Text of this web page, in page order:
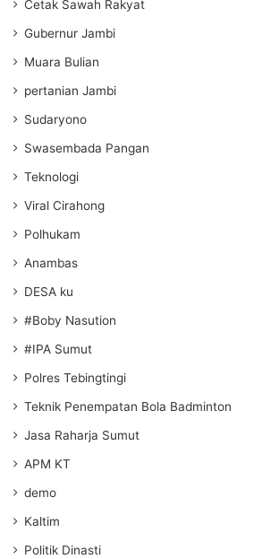
Cetak Sawah Rakyat
Gubernur Jambi
Muara Bulian
pertanian Jambi
Sudaryono
Swasembada Pangan
Teknologi
Viral Cirahong
Polhukam
Anambas
DESA ku
#Boby Nasution
#IPA Sumut
Polres Tebingtingi
Teknik Penempatan Bola Badminton
Jasa Raharja Sumut
APM KT
demo
Kaltim
Politik Dinasti